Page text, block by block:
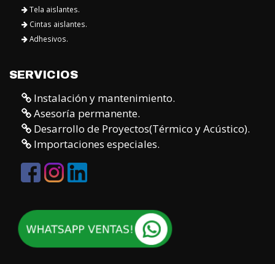
Tela aislantes.
Cintas aislantes.
Adhesivos.
SERVICIOS
Instalación y mantenimiento.
Asesoría permanente.
Desarrollo de Proyectos(Térmico y Acústico).
Importaciones especiales.